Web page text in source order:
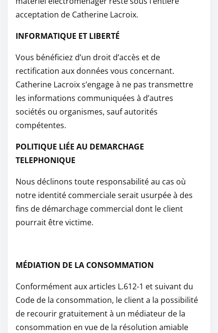
acceptation de Catherine Lacroix.
INFORMATIQUE ET LIBERTÉ
Vous bénéficiez d’un droit d’accès et de
rectification aux données vous concernant.
Catherine Lacroix s’engage à ne pas transmettre
les informations communiquées à d’autres
sociétés ou organismes, sauf autorités
compétentes.
POLITIQUE LIÉE AU DEMARCHAGE
TELEPHONIQUE
Nous déclinons toute responsabilité au cas où
notre identité commerciale serait usurpée à des
fins de démarchage commercial dont le client
pourrait être victime.
MÉDIATION DE LA CONSOMMATION
Conformément aux articles L.612-1 et suivant du
Code de la consommation, le client a la possibilité
de recourir gratuitement à un médiateur de la
consommation en vue de la résolution amiable